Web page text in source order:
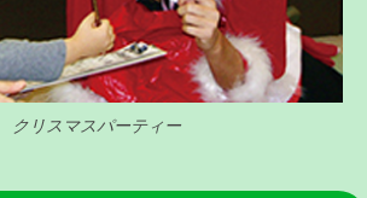
クリスマスパーティー